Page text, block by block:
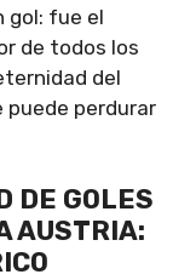
gol: fue el
de todos los
del
perdurar
DE GOLES
AUSTRIA: